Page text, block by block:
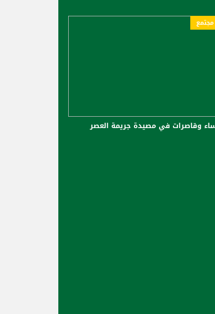
مجتمع
وقاصرات في مصيدة جريمة العصر